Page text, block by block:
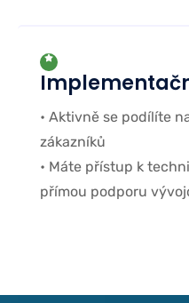
• Aktivně se podílíte
zákazníků
• Máte přístup k
přímou podporu